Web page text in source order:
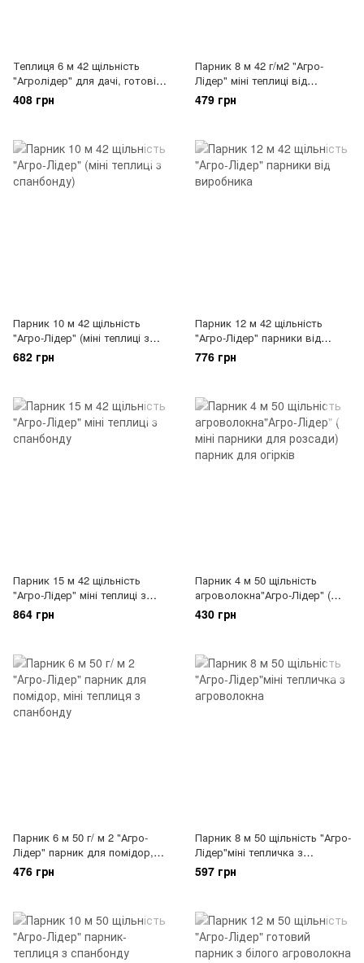
Теплиця 6 м 42 щільність
"Агролідер" для дачі, готові
парники та теплиці з
агроволокна
408 грн
Парник 8 м 42 г/м2 "Агро-
Лідер" міні теплиці від
виробника
479 грн
Парник 10 м 42 щільність
"Агро-Лідер" (міні теплиці з
спанбонду)
682 грн
Парник 12 м 42 щільність
"Агро-Лідер" парники від
виробника
776 грн
Парник 15 м 42 щільність
"Агро-Лідер" міні теплиці з
спанбонду
864 грн
Парник 4 м 50 щільність
агроволокна"Агро-Лідер" (
міні парники для розсади)
парник для огірків
430 грн
Парник 6 м 50 г/ м 2 "Агро-
Лідер" парник для помідор,
міні теплиця з спанбонду
476 грн
Парник 8 м 50 щільність "Агро-
Лідер"міні тепличка з
агроволокна
597 грн